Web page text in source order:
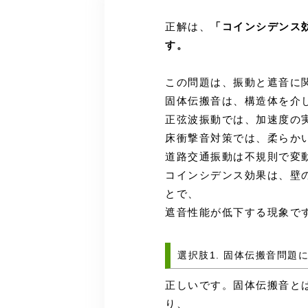
正解は、
「コインシデン
す。
この問題は、振動と遮音に
固体伝搬音は、構造体を介
正弦波振動では、加速度の
床衝撃音対策では、柔らか
道路交通振動は不規則で変
コインシデンス効果は、壁
とで、
遮音性能が低下する現象で
選択肢1. 固体伝搬音問題
正しいです。固体伝搬音と
り、